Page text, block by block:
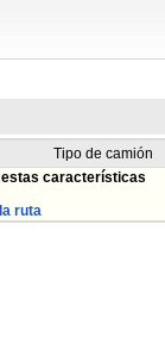
Tipo de camión
estas características
ruta